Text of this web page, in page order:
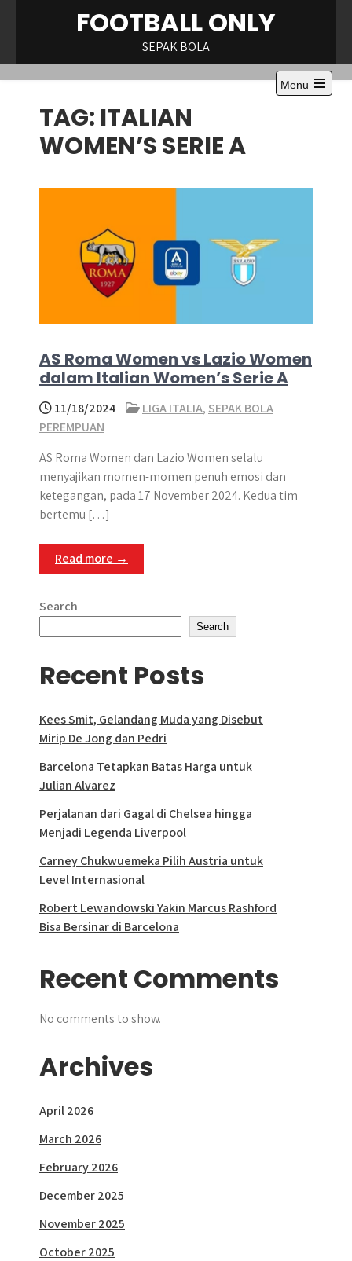
FOOTBALL ONLY
SEPAK BOLA
Menu
Open
TAG: ITALIAN
WOMEN’S SERIE A
AS Roma Women vs Lazio Women
dalam Italian Women’s Serie A
11/18/2024 LIGA ITALIA, SEPAK BOLA
PEREMPUAN
AS Roma Women dan Lazio Women selalu
menyajikan momen-momen penuh emosi dan
ketegangan, pada 17 November 2024. Kedua tim
bertemu […]
Read more →
Search
Search
Recent Posts
Kees Smit, Gelandang Muda yang Disebut
Mirip De Jong dan Pedri
Barcelona Tetapkan Batas Harga untuk
Julian Alvarez
Perjalanan dari Gagal di Chelsea hingga
Menjadi Legenda Liverpool
Carney Chukwuemeka Pilih Austria untuk
Level Internasional
Robert Lewandowski Yakin Marcus Rashford
Bisa Bersinar di Barcelona
Recent Comments
No comments to show.
Archives
April 2026
March 2026
February 2026
December 2025
November 2025
October 2025